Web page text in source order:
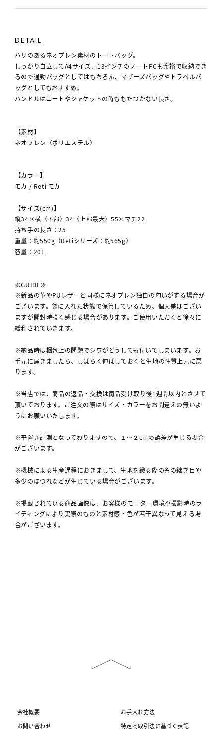
DETAIL
ハリのあるネオプレン素材のトートバッグ。
しっかり自立してA4サイズ、13インチのノートPCも余裕で収納でき
るので通勤バッグとしてはもちろん、マザーズバッグやトラベルバ
ッグとしてもおすすめ。
ハンドルはコートやジャケットの時ももたつかない長さ。
【素材】
ネオプレン（ポリエステル）
【カラー】
モカ / Reti モカ
【サイズ(cm)】
縦34×横（下部）34（上部最大）55×マチ22
持ち手の長さ：25
重量：約550g（Retiシリーズ：約565g）
容量：20L
≪GUIDE≫
※新品の革やPUレザーと同様にネオプレン独自の匂いがする場合が
ございます。袋に入れた状態で保管しているため、個人差はござい
ますが開封時強く感じる場合があります。ご使用いただくと徐々に
緩和されていきます。
※納品時は梱包上の問題でシワがどうしても付いてしまいます。お
手元に届きましたら、しばらく伸ばしておくと生地の性質上元に戻
ります。
※当店では、商品の返品・交換は商品受け取り後1週間以内とさせて
頂いております。ご注文の際はサイズ・カラーをお間違えの無いよ
うにお願いいたします。
※平置き計測となっておりますので、１～２cmの誤差が生じる場合
がございます。
※機械による生産過程におきまして、生地を織る際の糸の継ぎ目や
多少のほつれなどが生じている場合がございます。
※掲載されている商品画像は、お客様のモニター環境や撮影時のラ
イティングにより実際のものと素材感・色が若干異なって見える場
合がございます。
会社概要
お問い合わせ
お手入れ方法
特定商取引法に基づく表記